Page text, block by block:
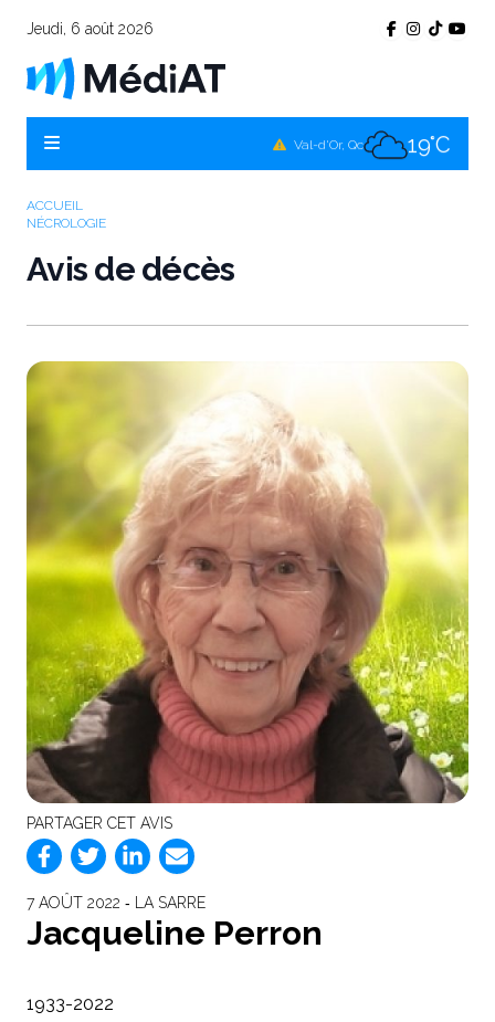
Jeudi, 6 août 2026
Val-d'Or, Qc 19°C
ACCUEIL
NÉCROLOGIE
Avis de décès
PARTAGER CET AVIS
7 AOÛT 2022 ‐ LA SARRE
Jacqueline Perron
1933-2022